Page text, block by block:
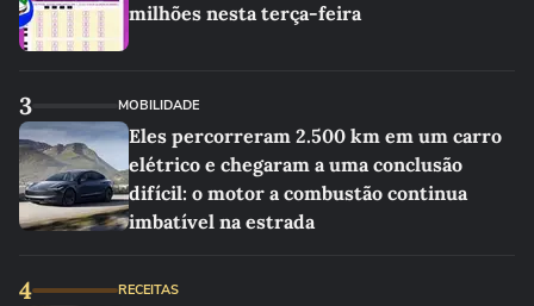
milhões nesta terça-feira
3 MOBILIDADE
Eles percorreram 2.500 km em um carro
elétrico e chegaram a uma conclusão
difícil: o motor a combustão continua
imbatível na estrada
4 RECEITAS